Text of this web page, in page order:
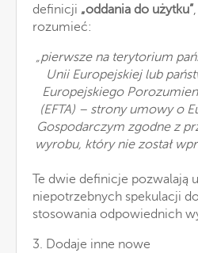
definicji „oddania do użytku”
rozumieć:
„pierwsze na terytorium
Unii Europejskiej lub
Europejskiego
(EFTA) – strony umowy o
Gospodarczym zgodne z
wyrobu, który nie został
Te dwie definicje pozwalają
niepotrzebnych spekulacji
stosowania odpowiednich
3. Dodaje inne nowe